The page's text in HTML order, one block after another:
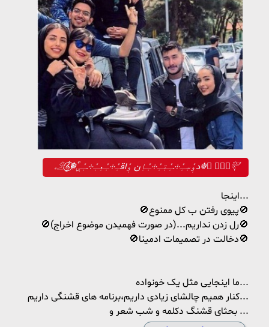
𓄂𝄞⃝⃭☬ٖٖؒٗدوٖٗسٖـٖٗ⸭ــٖٗتٖـٖٗ⸭ـٖٗاٖن وٖٗاقـٖٗ⸭ـٖٗعٖـٖٗ⸭ــٖٗیٖ☬ ⃟𝄞⃝⃭𔒝
اینجا...
🚫پیوی رفتن ب کل ممنوع🚫
🚫رل زدن نداریم...(در صورت فهمیدن موضوع اخراج)🚫
🚫دخالت در تصمیمات ادمینا🚫
ما اینجایی مثل یک خونواده...
کنار همیم چالشای زیادی داریم،برنامه های قشنگی داریم...
بحثای قشنگ دکلمه و شب شعر و ...